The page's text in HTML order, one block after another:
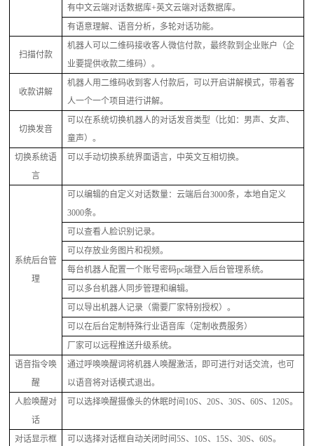
有中文云端对话数据库+英文云端对话数据库。
有语意理解、语音分析，多轮对话功能。
扫描付款
机器人可以二维码接收客人微信付款，最终款到企业账户（企
业要提供收款二维码）。
收款讲解
机器人用二维码收到客人付款后，可以开启讲解模式，带着客
人一个一个项目进行讲解。
切换发音
可以在系统切换机器人的对话发音类型（比如：男声、女声、
童声）。
切换系统语
言
可以手动切换系统界面语言，中英文互相切换。
系统后台管
理
可以编辑的自定义对话数量：云端后台3000条，本地自定义
3000条。
可以查看人脸识别记录。
可以存放业务图片和视频。
每台机器人配置一个账号密码pc端登入后台管理系统。
可以多台机器人同步管理和编辑。
可以导出机器人记录（需要厂家特别授权）。
可以在后台定制特殊行业语音库（定制收费服务）
厂家可以远程推送升级系统。
语音指令唤
醒
通过呼唤唤醒词将机器人唤醒激活，即可进行对话交流，也可
以语音将对话模式退出。
人脸唤醒对
话
可以选择唤醒摄像头的休眠时间 10S、20S、30S、60S、120S。
对话显示框 可以选择对话框自动关闭时间5S、10S、15S、30S、60S。